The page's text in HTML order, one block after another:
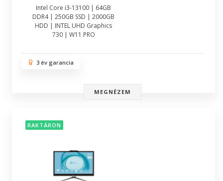
Intel Core i3-13100 | 64GB
DDR4 | 250GB SSD | 2000GB
HDD | INTEL UHD Graphics
730 | W11 PRO
3 év garancia
MEGNÉZEM
RAKTÁRON